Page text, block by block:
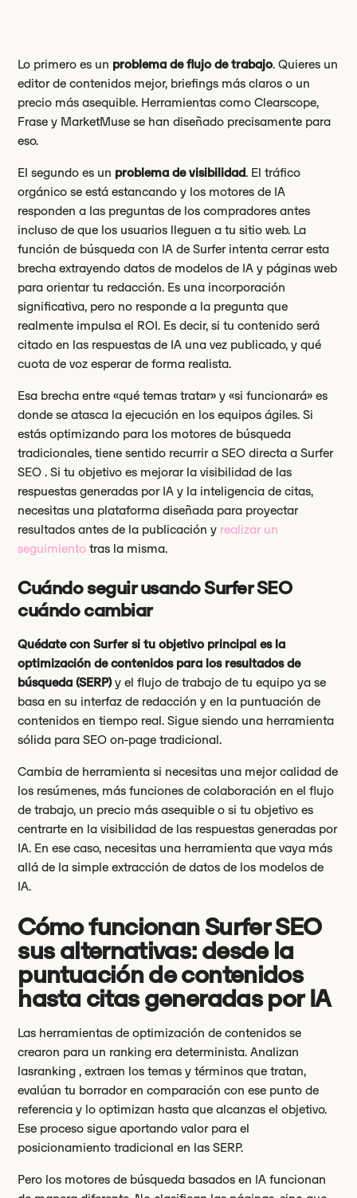
Lo primero es un problema de flujo de trabajo. Quieres un
editor de contenidos mejor, briefings más claros o un
precio más asequible. Herramientas como Clearscope,
Frase y MarketMuse se han diseñado precisamente para
eso.
El segundo es un problema de visibilidad. El tráfico
orgánico se está estancando y los motores de IA
responden a las preguntas de los compradores antes
incluso de que los usuarios lleguen a tu sitio web. La
función de búsqueda con IA de Surfer intenta cerrar esta
brecha extrayendo datos de modelos de IA y páginas web
para orientar tu redacción. Es una incorporación
significativa, pero no responde a la pregunta que
realmente impulsa el ROI. Es decir, si tu contenido será
citado en las respuestas de IA una vez publicado, y qué
cuota de voz esperar de forma realista.
Esa brecha entre «qué temas tratar» y «si funcionará» es
donde se atasca la ejecución en los equipos ágiles. Si
estás optimizando para los motores de búsqueda
tradicionales, tiene sentido recurrir a SEO directa a Surfer
SEO . Si tu objetivo es mejorar la visibilidad de las
respuestas generadas por IA y la inteligencia de citas,
necesitas una plataforma diseñada para proyectar
resultados antes de la publicación y realizar un
seguimiento tras la misma.
Cuándo seguir usando Surfer SEO
cuándo cambiar
Quédate con Surfer si tu objetivo principal es la
optimización de contenidos para los resultados de
búsqueda (SERP)y el flujo de trabajo de tu equipo ya se
basa en su interfaz de redacción y en la puntuación de
contenidos en tiempo real. Sigue siendo una herramienta
sólida para SEO on-page tradicional.
Cambia de herramienta si necesitas una mejor calidad de
los resúmenes, más funciones de colaboración en el flujo
de trabajo, un precio más asequible o si tu objetivo es
centrarte en la visibilidad de las respuestas generadas por
IA. En ese caso, necesitas una herramienta que vaya más
allá de la simple extracción de datos de los modelos de
IA.
Cómo funcionan Surfer SEO
sus alternativas: desde la
puntuación de contenidos
hasta citas generadas por IA
Las herramientas de optimización de contenidos se
crearon para un ranking era determinista. Analizan
lasranking , extraen los temas y términos que tratan,
evalúan tu borrador en comparación con ese punto de
referencia y lo optimizan hasta que alcanzas el objetivo.
Ese proceso sigue aportando valor para el
posicionamiento tradicional en las SERP.
Pero los motores de búsqueda basados en IA funcionan